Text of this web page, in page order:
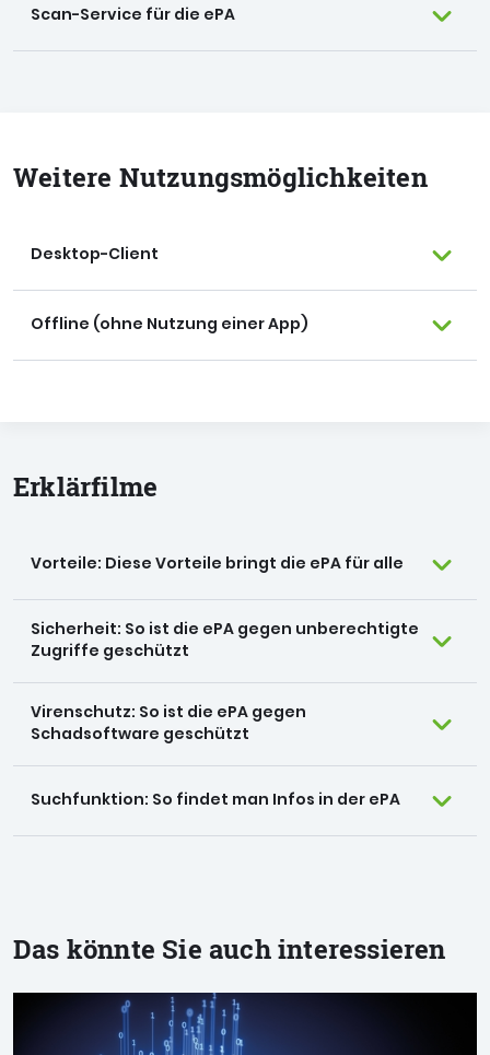
Scan-Service für die ePA
Weitere Nutzungs­möglichkeiten
Desktop-Client
Offline (ohne Nutzung einer App)
Erklärfilme
Vorteile: Diese Vorteile bringt die ePA für alle
Sicherheit: So ist die ePA gegen unberechtigte
Zugriffe geschützt
Virenschutz: So ist die ePA gegen
Schadsoftware geschützt
Suchfunktion: So findet man Infos in der ePA
Das könnte Sie auch interessieren